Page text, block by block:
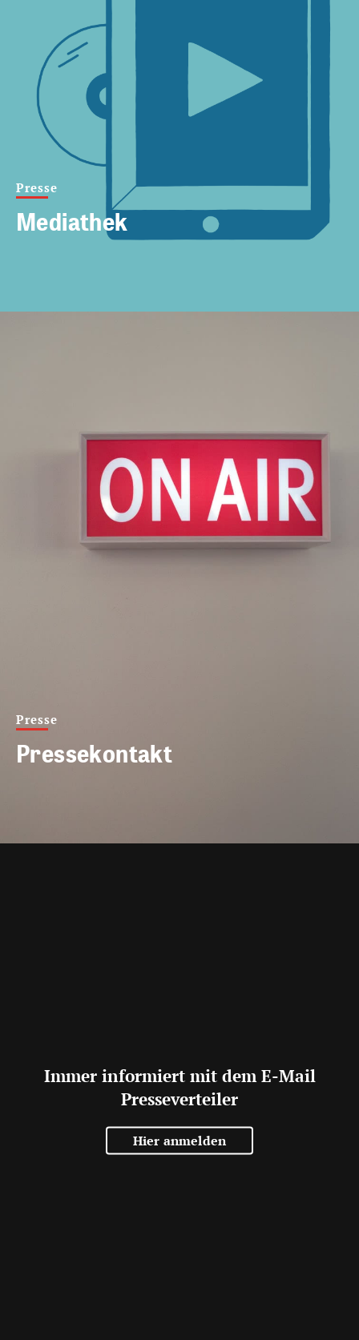
Presse
Mediathek
Presse
Pressekontakt
Immer informiert mit dem E-Mail
Presseverteiler
Hier anmelden